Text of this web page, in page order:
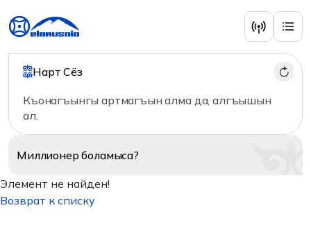
Нарт Сёз
Къонагъынгы артмагъын алма да, алгъышын
ал.
Миллионерболамыса?
Элемент не найден!
Возврат к списку